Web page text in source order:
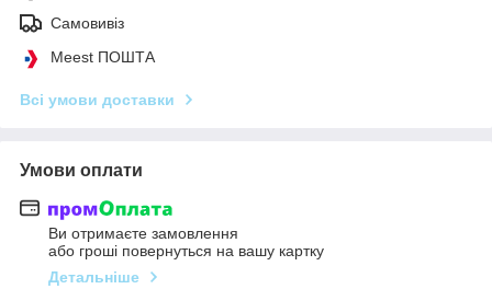
Самовивіз
Meest ПОШТА
Всі умови доставки
Умови оплати
Ви отримаєте замовлення
або гроші повернуться на вашу картку
Детальніше